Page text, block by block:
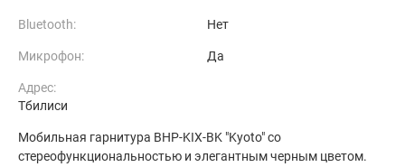
Bluetooth: Нет
Микрофон: Да
Адрес:
Тбилиси
Мобильная гарнитура BHP-KIX-BK "Kyoto" со
стереофункциональностью и элегантным черным цветом.